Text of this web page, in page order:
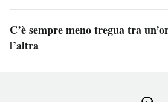
C’è sempre meno tregua tra
l’altra